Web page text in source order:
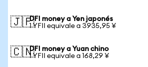
🇯🇵DFI money a Yen japonés
1 YFII equivale a 3935,95 ¥
🇨🇳DFI money a Yuan chino
1 YFII equivale a 168,29 ¥